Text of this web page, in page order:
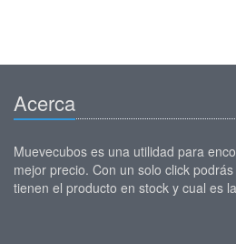
Acerca
Muevecubos es una utilidad para
mejor precio. Con un solo click
tienen el producto en stock y cual es